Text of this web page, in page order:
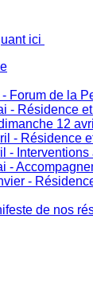
ici
Forum de la
- Résidence
12
- Résidence
-
-
-
de nos